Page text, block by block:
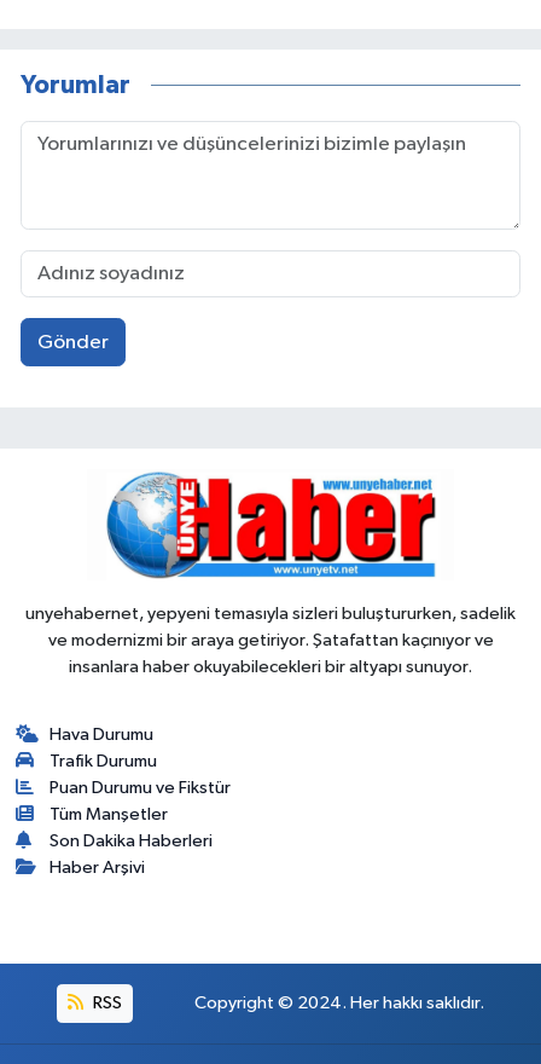
Yorumlar
Gönder
unyehabernet, yepyeni temasıyla sizleri buluştururken, sadelik
ve modernizmi bir araya getiriyor. Şatafattan kaçınıyor ve
insanlara haber okuyabilecekleri bir altyapı sunuyor.
Hava Durumu
Trafik Durumu
Puan Durumu ve Fikstür
Tüm Manşetler
Son Dakika Haberleri
Haber Arşivi
RSS Copyright © 2024. Her hakkı saklıdır.